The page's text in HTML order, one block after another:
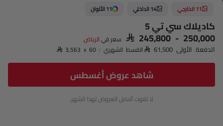
11 الخارجي 14 الداخلي 11 الألوان
كاديلاك سي تي 5
SAR 245,800 - 250,000 سعر فيالرياض‎
الدفعة الأولى SAR 61,500 القسط الشهري : SAR 3,563 x 60
شاهد عروض أغسطس
لا تفوت أفضل العروض لهذا الشهر.